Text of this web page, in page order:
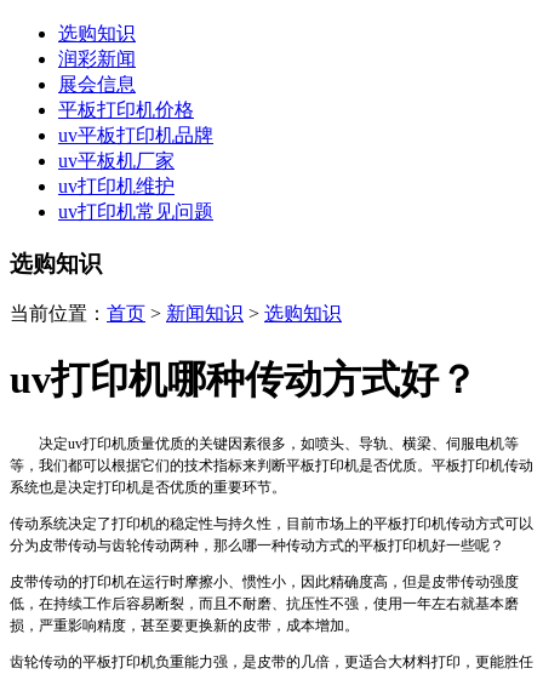
选购知识
润彩新闻
展会信息
平板打印机价格
uv平板打印机品牌
uv平板机厂家
uv打印机维护
uv打印机常见问题
选购知识
当前位置： 首页 > 新闻知识 > 选购知识
uv打印机哪种传动方式好？
决定uv打印机质量优质的关键因素很多，如喷头、导轨、横梁、伺服电机等
等，我们都可以根据它们的技术指标来判断平板打印机是否优质。平板打印机传动
系统也是决定打印机是否优质的重要环节。
传动系统决定了打印机的稳定性与持久性，目前市场上的平板打印机传动方式可以
分为皮带传动与齿轮传动两种，那么哪一种传动方式的平板打印机好一些呢？
皮带传动的打印机在运行时摩擦小、惯性小，因此精确度高，但是皮带传动强度
低，在持续工作后容易断裂，而且不耐磨、抗压性不强，使用一年左右就基本磨
损，严重影响精度，甚至要更换新的皮带，成本增加。
齿轮传动的平板打印机负重能力强，是皮带的几倍，更适合大材料打印，更能胜任